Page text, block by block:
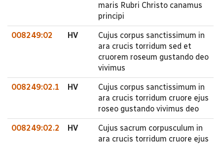
maris Rubri Christo canamus
principi
008249:02 HV
Cujus corpus sanctissimum in
ara crucis torridum sed et
cruorem roseum gustando deo
vivimus
008249:02.1 HV
Cujus corpus sanctissimum in
ara crucis torridum cruore ejus
roseo gustando vivimus deo
008249:02.2 HV
Cujus sacrum corpusculum in
ara crucis torridum cruore ejus